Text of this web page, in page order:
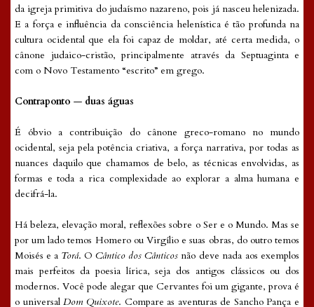
da igreja primitiva do judaísmo nazareno, pois já nasceu helenizada.
E a força e influência da consciência helenística é tão profunda na
cultura ocidental que ela foi capaz de moldar, até certa medida, o
cânone judaico-cristão, principalmente através da Septuaginta e
com o Novo Testamento “escrito” em grego.
Contraponto — duas águas
É óbvio a contribuição do cânone greco-romano no mundo
ocidental, seja pela potência criativa, a força narrativa, por todas as
nuances daquilo que chamamos de belo, as técnicas envolvidas, as
formas e toda a rica complexidade ao explorar a alma humana e
decifrá-la.
Há beleza, elevação moral, reflexões sobre o Ser e o Mundo. Mas se
por um lado temos Homero ou Virgílio e suas obras, do outro temos
Moisés e a Torá. O Cântico dos Cânticos não deve nada aos exemplos
mais perfeitos da poesia lírica, seja dos antigos clássicos ou dos
modernos. Você pode alegar que Cervantes foi um gigante, prova é
o universal Dom Quixote. Compare as aventuras de Sancho Pança e